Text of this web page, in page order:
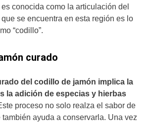
conocida como la articulación del
se encuentra en esta región es lo
“codillo”.
curado
del codillo de jamón implica la
la adición de especias y hierbas
proceso no solo realza el sabor de
también ayuda a conservarla. Una vez